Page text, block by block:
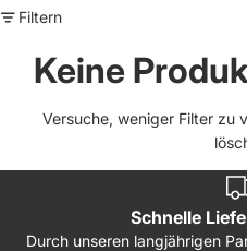
Filtern
Keine
Versuche, weniger Filter zu
Schnelle
Durch unseren langjährigen